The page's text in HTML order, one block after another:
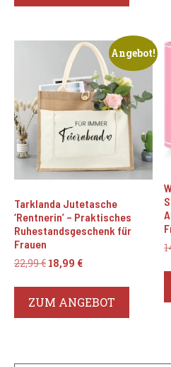
Angebot!
Tarklanda Jutetasche
‘Rentnerin’ – Praktisches
Ruhestandsgeschenk für
Frauen
22,99€ Ursprünglicher
war:
22,99 €
18,99 €Aktueller
ist:
18,99 €.
ZUM ANGEBOT